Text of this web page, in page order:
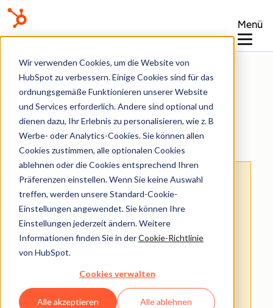
Wir verwenden Cookies, um die Website von
HubSpot zu verbessern. Einige Cookies sind für das
ordnungsgemäße Funktionieren unserer Website
und Services erforderlich. Andere sind optional und
dienen dazu, Ihr Erlebnis zu personalisieren, wie z. B
Werbe- oder Analytics-Cookies. Sie können allen
Cookies zustimmen, alle optionalen Cookies
ablehnen oder die Cookies entsprechend Ihren
Präferenzen einstellen. Wenn Sie keine Auswahl
treffen, werden unsere Standard-Cookie-
Einstellungen angewendet. Sie können Ihre
Einstellungen jederzeit ändern. Weitere
Informationen finden Sie in derCookie-Richtlinie
von HubSpot.
Cookies verwalten
Alle akzeptieren Alle ablehnen
Menü
Wissensdatenbank
Angebote
: Dieser Artikel wird aus Kulanz zur
Verfügung gestellt.Er wurde automatisch
mit einer Software übersetzt und unter
Umständen nicht korrekturgelesen. Die
englischsprachige Fassung gilt als offizielle
Version und Sie können dort die aktuellsten
Informationen finden.Hier können Sie
darauf zugreifen.